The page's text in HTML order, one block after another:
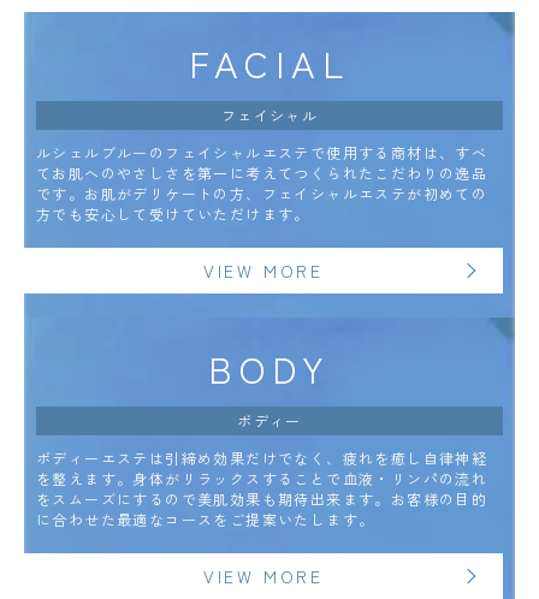
FACIAL
フェイシャル
ルシェルブルーのフェイシャルエステで使用する商材は、すべ
てお肌へのやさしさを第一に考えてつくられたこだわりの逸品
です。お肌がデリケートの方、フェイシャルエステが初めての
方でも安心して受けていただけます。
VIEW MORE
BODY
ボディー
ボディーエステは引締め効果だけでなく、疲れを癒し自律神経
を整えます。身体がリラックスすることで血液・リンパの流れ
をスムーズにするので美肌効果も期待出来ます。お客様の目的
に合わせた最適なコースをご提案いたします。
VIEW MORE